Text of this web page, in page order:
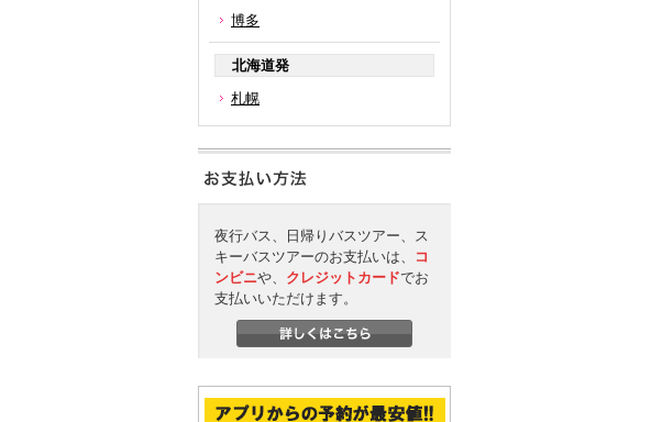
博多
北海道発
札幌
夜行バス、日帰りバスツアー、ス
キーバスツアーのお支払いは、
コ
ンビニや、 クレジットカードでお
支払いいただけます。